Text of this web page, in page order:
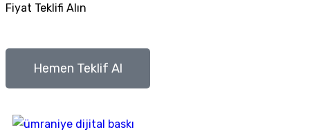
Fiyat Teklifi Alın
Hemen Teklif Al